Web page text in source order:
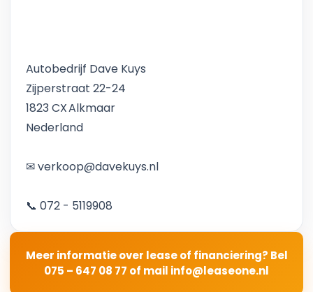
Autobedrijf Dave Kuys
Zijperstraat 22-24
1823 CX Alkmaar
Nederland
✉ verkoop@davekuys.nl
📞 072 - 5119908
Meer informatie over lease of financiering? Bel
075 – 647 08 77 of mail info@leaseone.nl